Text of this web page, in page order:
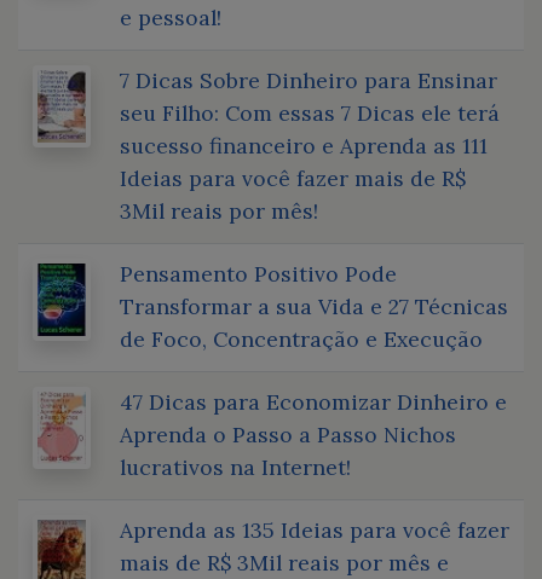
e pessoal!
7 Dicas Sobre Dinheiro para Ensinar
seu Filho: Com essas 7 Dicas ele terá
sucesso financeiro e Aprenda as 111
Ideias para você fazer mais de R$
3Mil reais por mês!
Pensamento Positivo Pode
Transformar a sua Vida e 27 Técnicas
de Foco, Concentração e Execução
47 Dicas para Economizar Dinheiro e
Aprenda o Passo a Passo Nichos
lucrativos na Internet!
Aprenda as 135 Ideias para você fazer
mais de R$ 3Mil reais por mês e